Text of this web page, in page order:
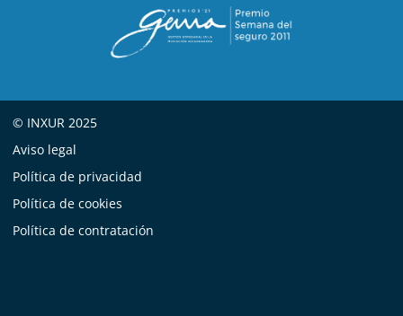
© INXUR 2025
Aviso legal
Política de privacidad
Política de cookies
Política de contratación